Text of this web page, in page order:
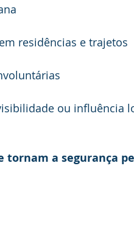
em residências e trajetos
visibilidade ou influência
a segurança